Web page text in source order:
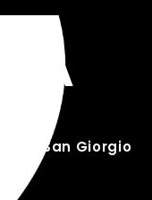
A
San Giorgio